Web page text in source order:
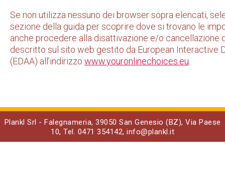
Se non utilizza nessuno dei browser sopra elencati,
sezione della guida per scoprire dove si trovano le
anche procedere alla disattivazione e/o cancellazione
descritto sul sito web gestito da European Interactive
(EDAA) all’indirizzo www.youronlinechoices.eu
Plankl Srl - Falegnameria, 39050 San Genesio (BZ), Via Paese
10, Tel. 0471 354142, info@plankl.it